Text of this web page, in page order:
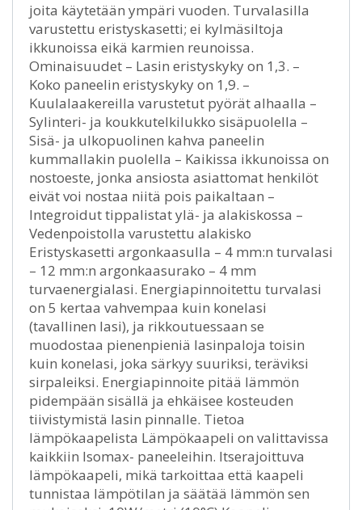
joita käytetään ympäri vuoden. Turvalasilla
varustettu eristyskasetti; ei kylmäsiltoja
ikkunoissa eikä karmien reunoissa.
Ominaisuudet – Lasin eristyskyky on 1,3. –
Koko paneelin eristyskyky on 1,9. –
Kuulalaakereilla varustetut pyörät alhaalla –
Sylinteri- ja koukkutelkilukko sisäpuolella –
Sisä- ja ulkopuolinen kahva paneelin
kummallakin puolella – Kaikissa ikkunoissa on
nostoeste, jonka ansiosta asiattomat henkilöt
eivät voi nostaa niitä pois paikaltaan –
Integroidut tippalistat ylä- ja alakiskossa –
Vedenpoistolla varustettu alakisko
Eristyskasetti argonkaasulla – 4 mm:n turvalasi
– 12 mm:n argonkaasurako – 4 mm
turvaenergialasi. Energiapinnoitettu turvalasi
on 5 kertaa vahvempaa kuin konelasi
(tavallinen lasi), ja rikkoutuessaan se
muodostaa pienenpieniä lasinpaloja toisin
kuin konelasi, joka särkyy suuriksi, teräviksi
sirpaleiksi. Energiapinnoite pitää lämmön
pidempään sisällä ja ehkäisee kosteuden
tiivistymistä lasin pinnalle. Tietoa
lämpökaapelista Lämpökaapeli on valittavissa
kaikkiin Isomax- paneeleihin. Itserajoittuva
lämpökaapeli, mikä tarkoittaa että kaapeli
tunnistaa lämpötilan ja säätää lämmön sen